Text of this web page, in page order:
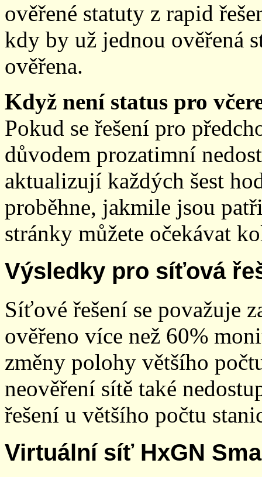
ověřené statuty z rapid
kdy by už jednou ověřená
ověřena.
Když není status pro
Pokud se řešení pro
důvodem prozatimní
aktualizují každých šest
proběhne, jakmile jsou
stránky můžete očekávat
Výsledky pro síťová
Síťové řešení se považuje
ověřeno více než 60%
změny polohy většího
neověření sítě také
řešení u většího počtu
Virtuální síť HxGN